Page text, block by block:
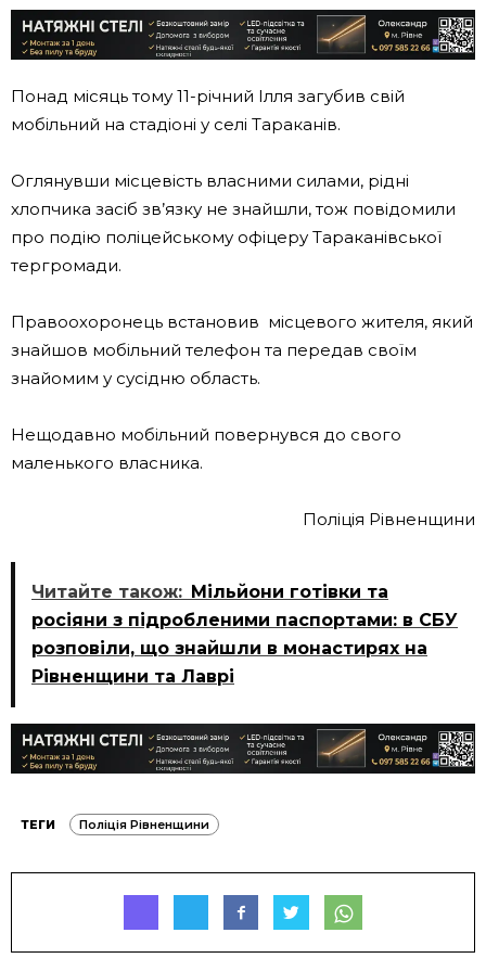
Понад місяць тому 11-річний Ілля загубив свій
мобільний на стадіоні у селі Тараканів.
Оглянувши місцевість власними силами, рідні
хлопчика засіб зв’язку не знайшли, тож повідомили
про подію поліцейському офіцеру Тараканівської
тергромади.
Правоохоронець встановив місцевого жителя, який
знайшов мобільний телефон та передав своїм
знайомим у сусідню область.
Нещодавно мобільний повернувся до свого
маленького власника.
Поліція Рівненщини
Читайте також: Мільйони готівки та
росіяни з підробленими паспортами: в СБУ
розповіли, що знайшли в монастирях на
Рівненщини та Лаврі
ТЕГИ Поліція Рівненщини